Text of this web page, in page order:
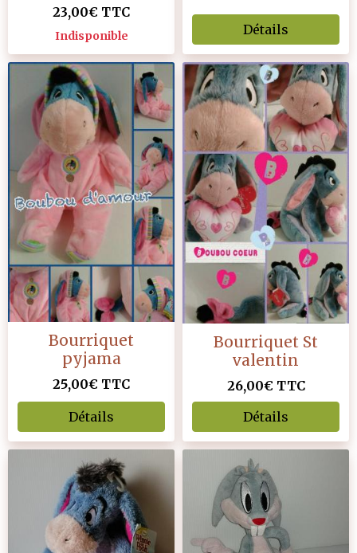
23,00€ TTC
Indisponible Détails
Bourriquet
pyjama
25,00€ TTC
Détails
Bourriquet St
valentin
26,00€ TTC
Détails